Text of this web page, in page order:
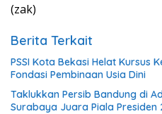
(zak)
Berita Terkait
PSSI Kota Bekasi Helat Kursus
Fondasi Pembinaan Usia Dini
Taklukkan Persib Bandung di
Surabaya Juara Piala Presiden